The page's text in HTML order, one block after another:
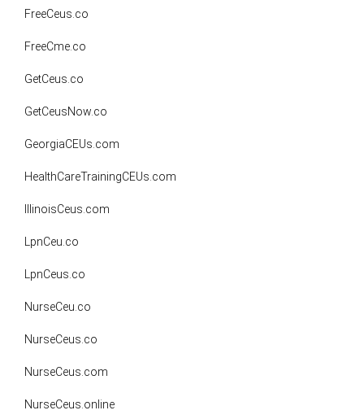
FreeCeus.co
FreeCme.co
GetCeus.co
GetCeusNow.co
GeorgiaCEUs.com
HealthCareTrainingCEUs.com
IllinoisCeus.com
LpnCeu.co
LpnCeus.co
NurseCeu.co
NurseCeus.co
NurseCeus.com
NurseCeus.online